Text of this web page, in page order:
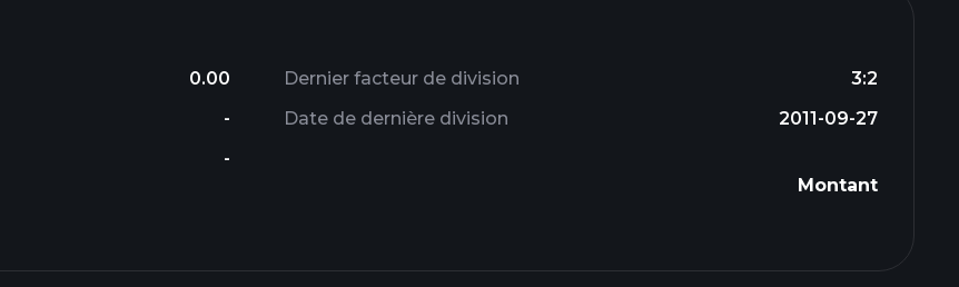
0.00
-
-
Dernier facteur de division
3:2
Date de dernière division
2011-09-27
Montant